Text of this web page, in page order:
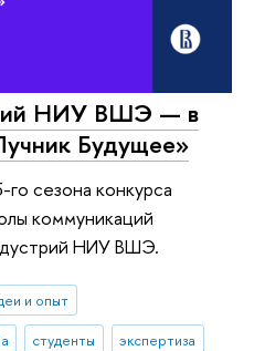
НИУ ВШЭ — в
Будущее»
сезона конкурса
коммуникаций
НИУ ВШЭ.
и опыт
студенты
экспертиза